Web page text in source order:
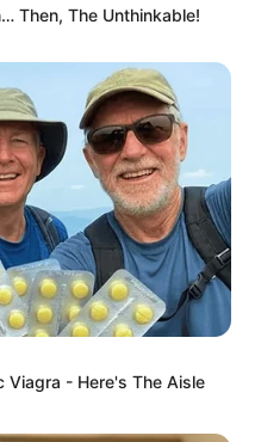
Then, The Unthinkable!
Viagra - Here's The Aisle